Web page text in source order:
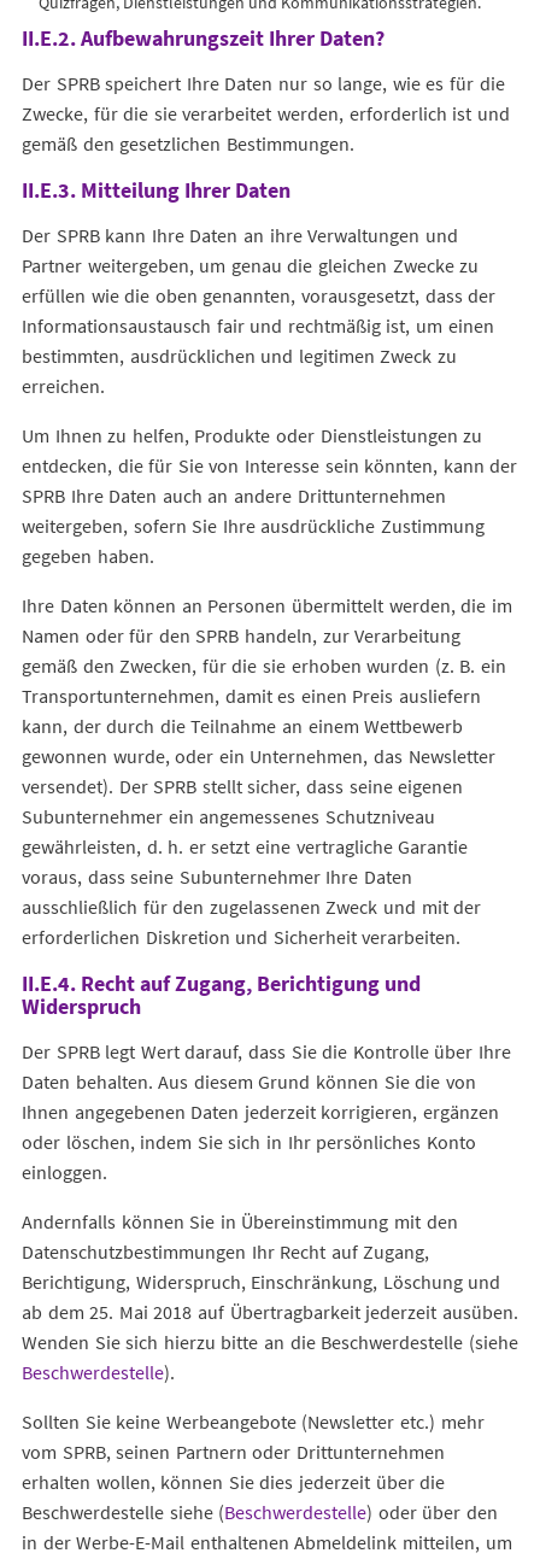
II.E.2. Aufbewahrungszeit Ihrer Daten?
Der SPRB speichert Ihre Daten nur so lange, wie es für die
Zwecke, für die sie verarbeitet werden, erforderlich ist und
gemäß den gesetzlichen Bestimmungen.
II.E.3. Mitteilung Ihrer Daten
Der SPRB kann Ihre Daten an ihre Verwaltungen und
Partner weitergeben, um genau die gleichen Zwecke zu
erfüllen wie die oben genannten, vorausgesetzt, dass der
Informationsaustausch fair und rechtmäßig ist, um einen
bestimmten, ausdrücklichen und legitimen Zweck zu
erreichen.
Um Ihnen zu helfen, Produkte oder Dienstleistungen zu
entdecken, die für Sie von Interesse sein könnten, kann der
SPRB Ihre Daten auch an andere Drittunternehmen
weitergeben, sofern Sie Ihre ausdrückliche Zustimmung
gegeben haben.
Ihre Daten können an Personen übermittelt werden, die im
Namen oder für den SPRB handeln, zur Verarbeitung
gemäß den Zwecken, für die sie erhoben wurden (z. B. ein
Transportunternehmen, damit es einen Preis ausliefern
kann, der durch die Teilnahme an einem Wettbewerb
gewonnen wurde, oder ein Unternehmen, das Newsletter
versendet). Der SPRB stellt sicher, dass seine eigenen
Subunternehmer ein angemessenes Schutzniveau
gewährleisten, d. h. er setzt eine vertragliche Garantie
voraus, dass seine Subunternehmer Ihre Daten
ausschließlich für den zugelassenen Zweck und mit der
erforderlichen Diskretion und Sicherheit verarbeiten.
II.E.4. Recht auf Zugang, Berichtigung und
Widerspruch
Der SPRB legt Wert darauf, dass Sie die Kontrolle über Ihre
Daten behalten. Aus diesem Grund können Sie die von
Ihnen angegebenen Daten jederzeit korrigieren, ergänzen
oder löschen, indem Sie sich in Ihr persönliches Konto
einloggen.
Andernfalls können Sie in Übereinstimmung mit den
Datenschutzbestimmungen Ihr Recht auf Zugang,
Berichtigung, Widerspruch, Einschränkung, Löschung und
ab dem 25. Mai 2018 auf Übertragbarkeit jederzeit ausüben.
Wenden Sie sich hierzu bitte an die Beschwerdestelle (siehe
Beschwerdestelle).
Sollten Sie keine Werbeangebote (Newsletter etc.) mehr
vom SPRB, seinen Partnern oder Drittunternehmen
erhalten wollen, können Sie dies jederzeit über die
Beschwerdestelle siehe (Beschwerdestelle) oder über den
in der Werbe-E-Mail enthaltenen Abmeldelink mitteilen, um